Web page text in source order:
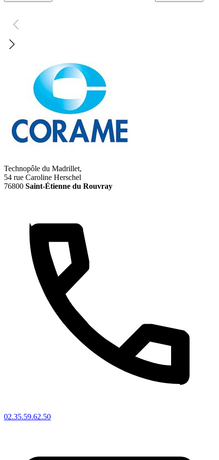
Technopôle du Madrillet,
54 rue Caroline Herschel
76800 Saint-Étienne du Rouvray
02.35.59.62.50